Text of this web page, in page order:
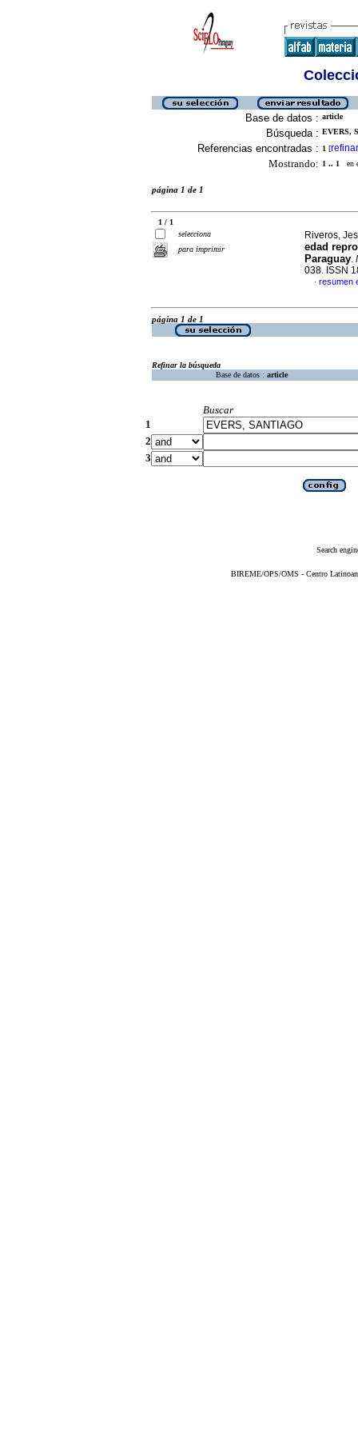
Base de datos : article
Búsqueda : EVERS,
Referencias encontradas : 1 [refinar
Mostrando: 1 .. 1 en
página 1 de 1
1 / 1
selecciona
para imprimir
Riveros,
edad
Paraguay.
038. ISSN
· resumen
página 1 de 1
Refinar la búsqueda
Base de datos : article
Buscar
1
2
3
Search
BIREME/OPS/OMS - Centro